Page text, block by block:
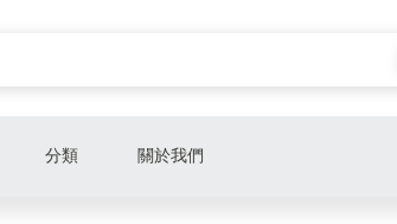
分類 關於我們